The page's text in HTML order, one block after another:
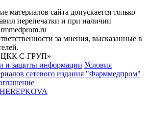
материалов сайта допускается только
перепечатки и при наличии
за мнения, высказанные в
С-ГРУП»
и защиты информации Условия
сетевого издания "Фарммедпром"